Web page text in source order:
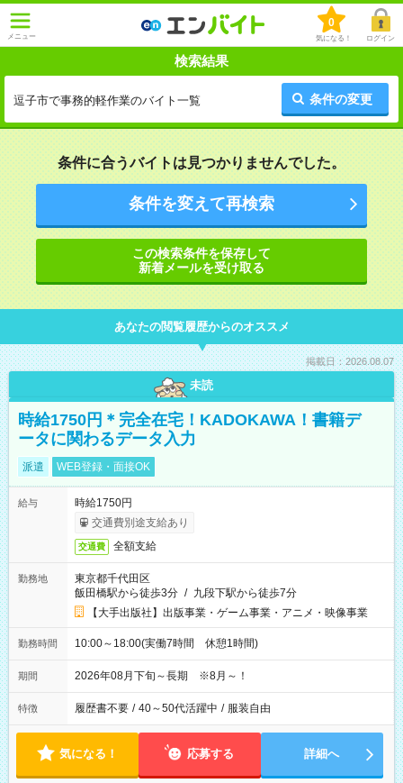
メニュー
0
気になる！ ログイン
検索結果
逗子市で事務的軽作業のバイト一覧 条件の変更
条件に合うバイトは見つかりませんでした。
条件を変えて再検索
この検索条件を保存して
新着メールを受け取る
あなたの閲覧履歴からのオススメ
掲載日：2026.08.07
未読
時給1750円＊完全在宅！KADOKAWA！書籍デ
ータに関わるデータ入力
派遣 WEB登録・面接OK
給与
時給1750円
交通費別途支給あり
交通費 全額支給
勤務地
東京都千代田区
飯田橋駅から徒歩3分 / 九段下駅から徒歩7分
【大手出版社】出版事業・ゲーム事業・アニメ・映像事業
勤務時間 10:00～18:00(実働7時間 休憩1時間)
期間 2026年08月下旬～長期 ※8月～！
特徴 履歴書不要 / 40～50代活躍中 / 服装自由
気になる！ 応募する 詳細へ